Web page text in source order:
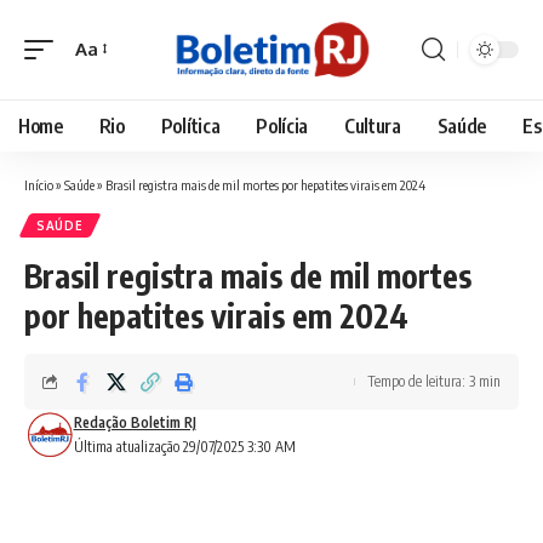
Font
Aa
Home Rio Política Polícia Cultura Saúde
Início» Saúde» Brasil registra mais de mil mortes por hepatites virais em 2024
SAÚDE
Brasil registra mais de mil mortes
por hepatites virais em 2024
Última atualização 29/07/2025 3:30 AM
Redação Boletim RJ
Tempo de leitura: 3 min